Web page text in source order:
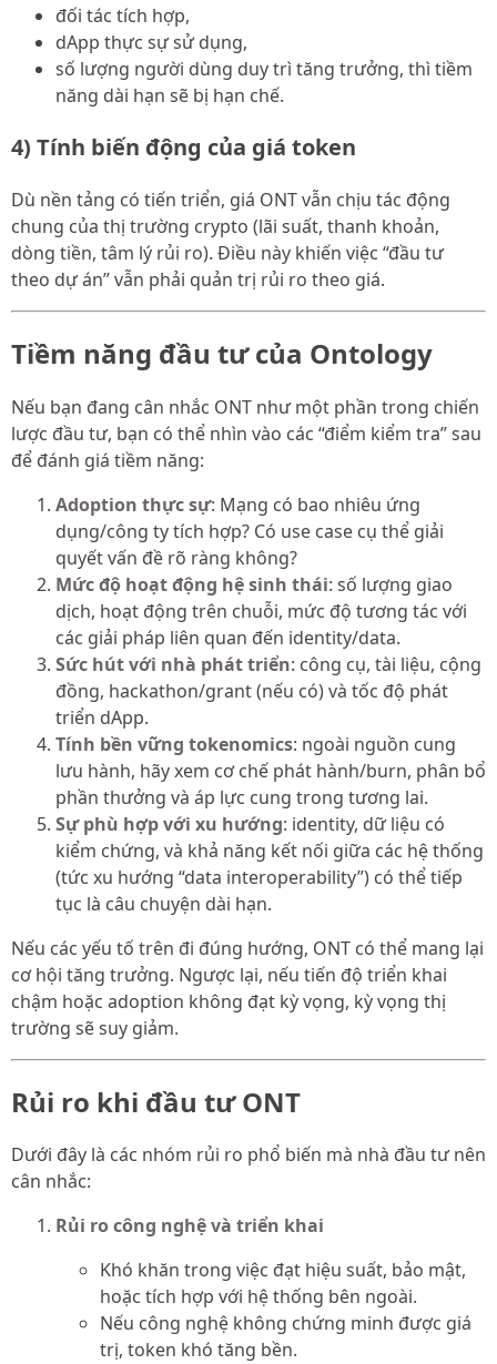
đối tác tích hợp,
dApp thực sự sử dụng,
số lượng người dùng duy trì tăng trưởng, thì tiềm
năng dài hạn sẽ bị hạn chế.
4) Tính biến động của giá token
Dù nền tảng có tiến triển, giá ONT vẫn chịu tác động
chung của thị trường crypto (lãi suất, thanh khoản,
dòng tiền, tâm lý rủi ro). Điều này khiến việc “đầu tư
theo dự án” vẫn phải quản trị rủi ro theo giá.
Tiềm năng đầu tư của Ontology
Nếu bạn đang cân nhắc ONT như một phần trong chiến
lược đầu tư, bạn có thể nhìn vào các “điểm kiểm tra” sau
để đánh giá tiềm năng:
Adoption thực sự: Mạng có bao nhiêu ứng
dụng/công ty tích hợp? Có use case cụ thể giải
quyết vấn đề rõ ràng không?
Mức độ hoạt động hệ sinh thái: số lượng giao
dịch, hoạt động trên chuỗi, mức độ tương tác với
các giải pháp liên quan đến identity/data.
Sức hút với nhà phát triển: công cụ, tài liệu, cộng
đồng, hackathon/grant (nếu có) và tốc độ phát
triển dApp.
Tính bền vững tokenomics: ngoài nguồn cung
lưu hành, hãy xem cơ chế phát hành/burn, phân bổ
phần thưởng và áp lực cung trong tương lai.
Sự phù hợp với xu hướng: identity, dữ liệu có
kiểm chứng, và khả năng kết nối giữa các hệ thống
(tức xu hướng “data interoperability”) có thể tiếp
tục là câu chuyện dài hạn.
Nếu các yếu tố trên đi đúng hướng, ONT có thể mang lại
cơ hội tăng trưởng. Ngược lại, nếu tiến độ triển khai
chậm hoặc adoption không đạt kỳ vọng, kỳ vọng thị
trường sẽ suy giảm.
Rủi ro khi đầu tư ONT
Dưới đây là các nhóm rủi ro phổ biến mà nhà đầu tư nên
cân nhắc:
Rủi ro công nghệ và triển khai
Khó khăn trong việc đạt hiệu suất, bảo mật,
hoặc tích hợp với hệ thống bên ngoài.
Nếu công nghệ không chứng minh được giá
trị, token khó tăng bền.